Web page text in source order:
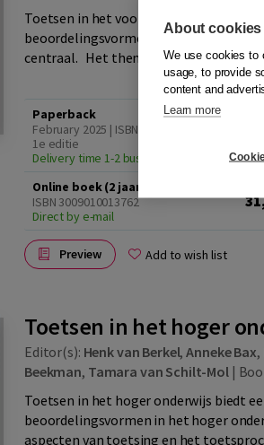
Toetsen in het voortgezet onderwijs
beoordelingsvormen in het voortgezet
centraal. Het thema functies van
Paperback
February 2025 | ISBN 9789024456147 |
1e editie
Delivery time 1-2 business days
Online boek (2 jaar toegang)
ISBN 3009010013762
Direct by e-mail
Preview Add to wish list
Toetsen in het hoger
Editor(s): Henk van Berkel,Anneke Bax,
Beekman, Tamara van Schilt-Mol|
Toetsen in het hoger onderwijs biedt
beoordelingsvormen in het hoger
aspecten van toetsing en het
About
We use cookies to
usage, to provide
content and
Learn more